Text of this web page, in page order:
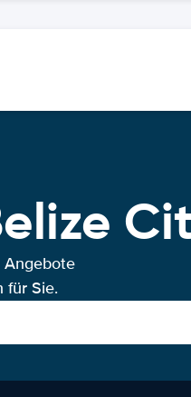
Angebote
für Sie.